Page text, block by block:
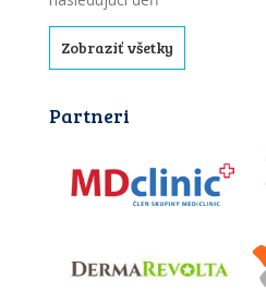
Zobraziť všetky
Partneri